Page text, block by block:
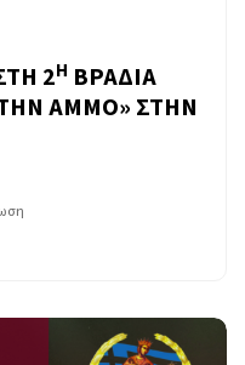
2Η ΒΡΑΔΙΑ
ΑΜΜΟ» ΣΤΗΝ